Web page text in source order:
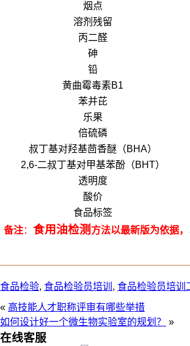
烟点
溶剂残留
丙二醛
砷
铅
黄曲霉毒素B1
苯并芘
乐果
倍硫磷
叔丁基对羟基茴香醚（BHA）
2,6-二叔丁基对甲基苯酚（BHT）
透明度
酸价
食品标签
备注： 食用油检测 方法以最新版为依据
食品检验, 食品检验员培训 , 食品检验员培训
« 高技能人才职称评审有哪些举措
如何设计好一个微生物实验室的规划？
»
在线客服